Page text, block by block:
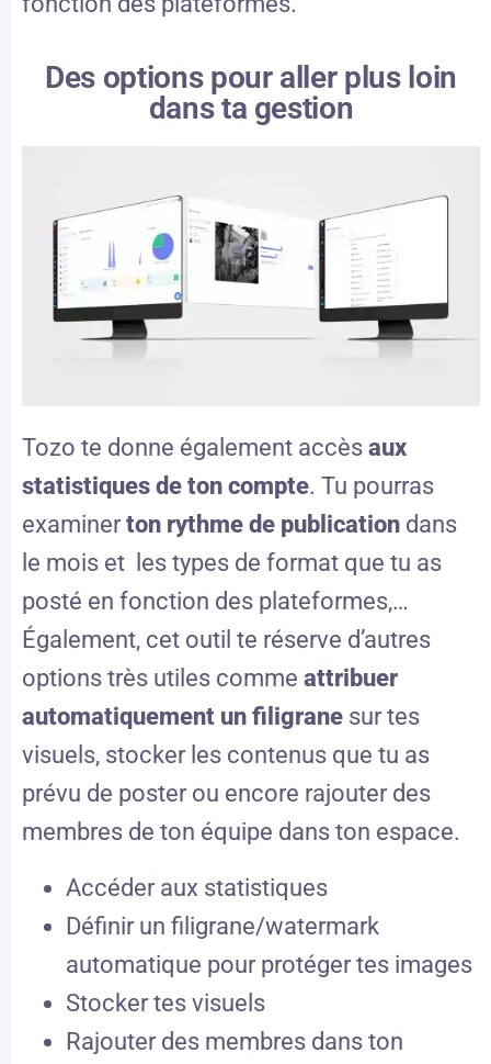
Des options pour aller plus loin
dans ta gestion
Tozo te donne également accès aux
statistiques de ton compte. Tu pourras
examiner ton rythme de publication dans
le mois et les types de format que tu as
posté en fonction des plateformes,…
Également, cet outil te réserve d’autres
options très utiles comme attribuer
automatiquement un filigrane sur tes
visuels, stocker les contenus que tu as
prévu de poster ou encore rajouter des
membres de ton équipe dans ton espace.
Accéder aux statistiques
Définir un filigrane/watermark
automatique pour protéger tes images
Stocker tes visuels
Rajouter des membres dans ton